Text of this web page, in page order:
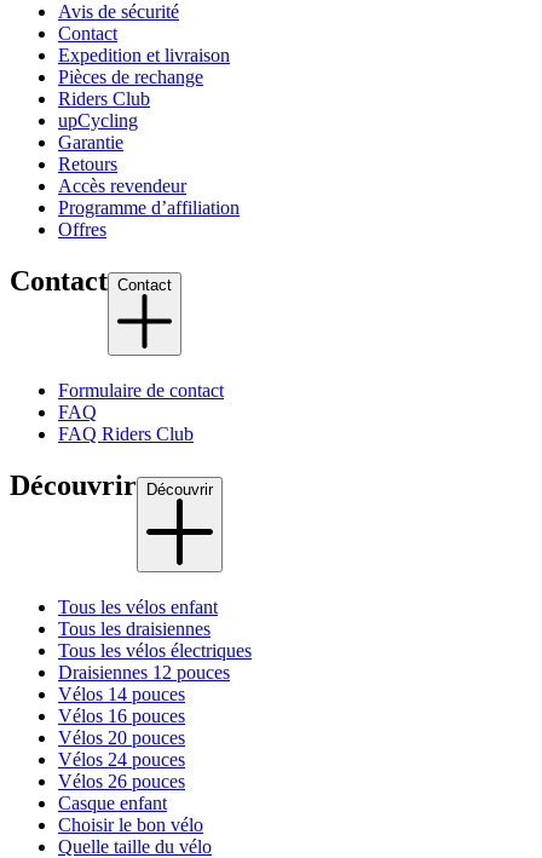
Avis de sécurité
Contact
Expedition et livraison
Pièces de rechange
Riders Club
upCycling
Garantie
Retours
Accès revendeur
Programme d’affiliation
Offres
Contact Contact
Formulaire de contact
FAQ
FAQ Riders Club
Découvrir Découvrir
Tous les vélos enfant
Tous les draisiennes
Tous les vélos électriques
Draisiennes 12 pouces
Vélos 14 pouces
Vélos 16 pouces
Vélos 20 pouces
Vélos 24 pouces
Vélos 26 pouces
Casque enfant
Choisir le bon vélo
Quelle taille du vélo